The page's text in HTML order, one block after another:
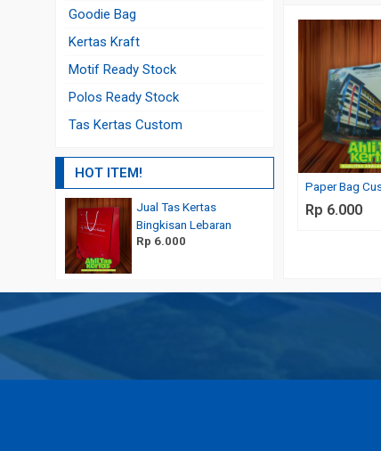
Paper Bag
Rp 6.000
Goodie Bag
Kertas Kraft
Motif Ready Stock
Polos Ready Stock
Tas Kertas Custom
HOT ITEM!
Jual Tas Kertas
Bingkisan Lebaran
Rp 6.000
Tas Kertas Butik Hijab